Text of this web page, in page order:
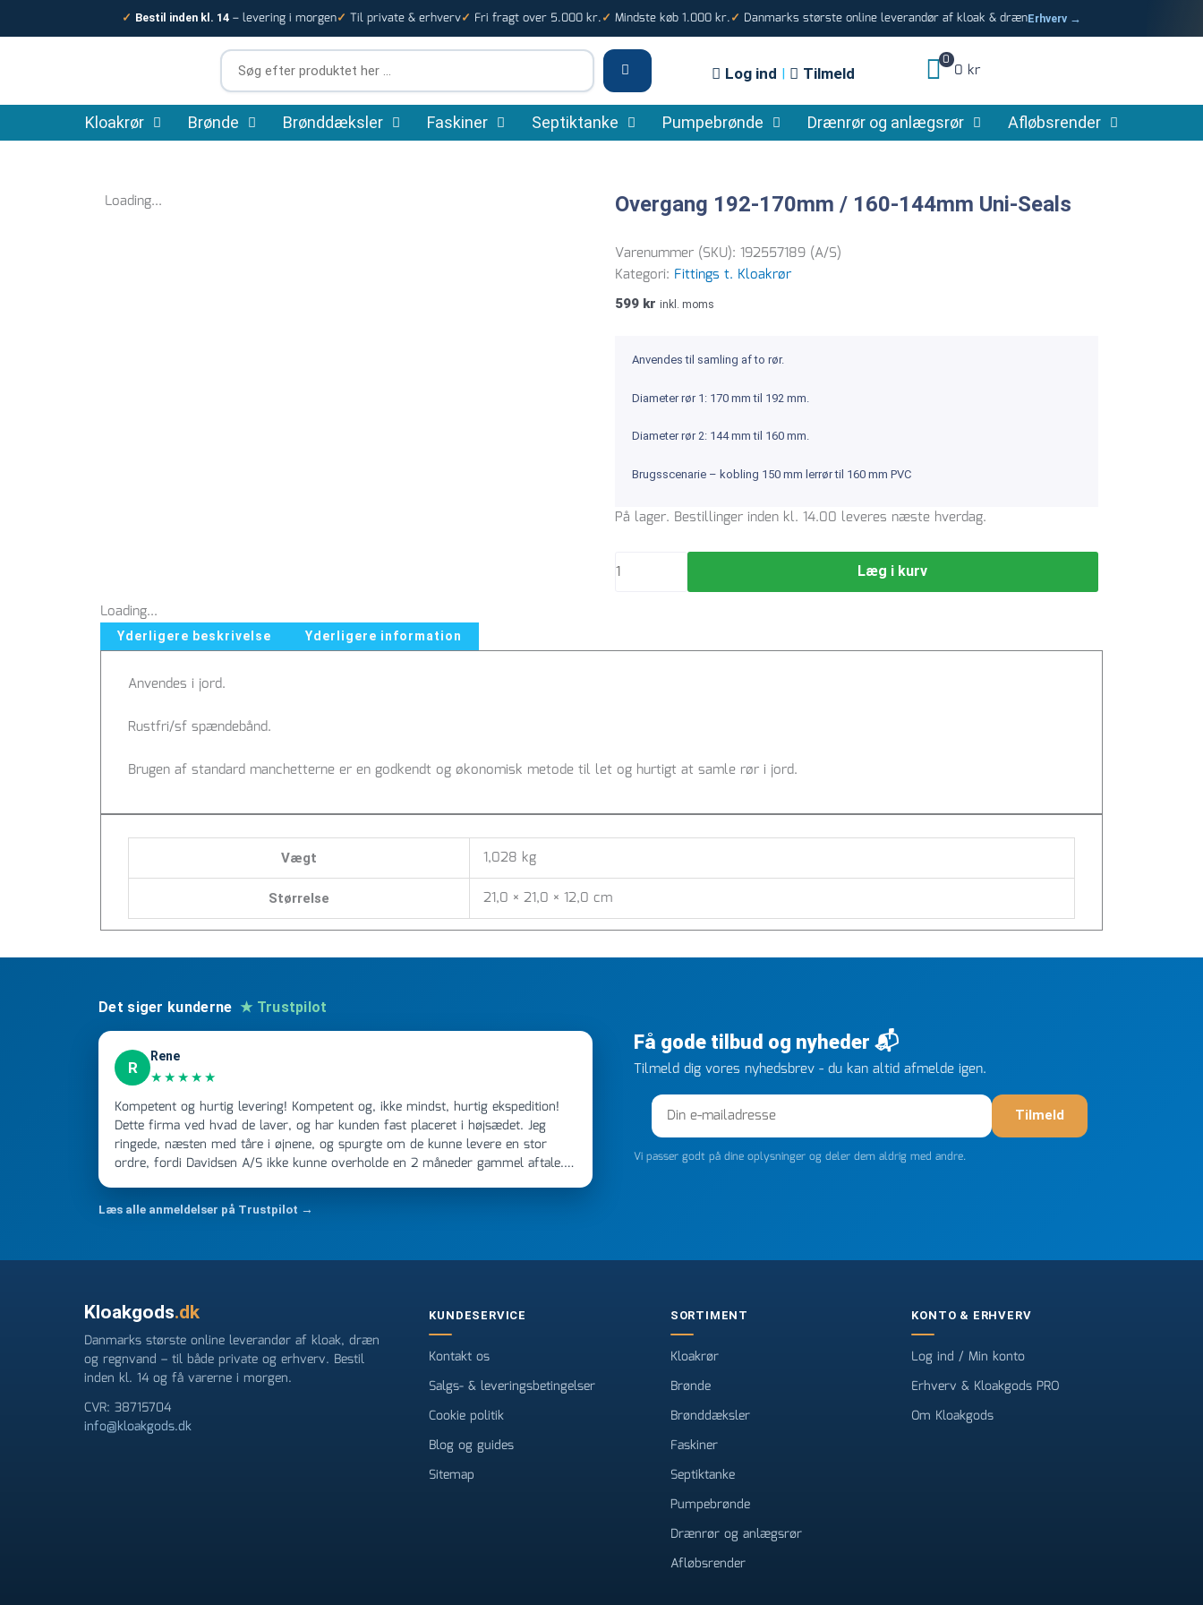
til
✓ Bestil inden kl. 14 – levering i morgen✓ Til private & erhverv✓ Fri fragt over 5.000 kr. ✓ Mindste køb 1.000 kr. ✓ Danmarks største online leverandør af kloak & drænErhverv →
Søg
efter
produktet
her
…
Log ind | Tilmeld
0
0 kr
Kloakrør Brønde Brønddæksler Faskiner Septiktanke Pumpebrønde Drænrør og anlægsrør Afløbsrender
Loading... Overgang 192-170mm / 160-144mm Uni-Seals
Varenummer (SKU): 192557189 (A/S)
Kategori: Fittings t. Kloakrør
599 kr inkl. moms
Anvendes til samling af to rør.
Diameter rør 1: 170 mm til 192 mm.
Diameter rør 2: 144 mm til 160 mm.
Brugsscenarie – kobling 150 mm lerrør til 160 mm PVC
På lager. Bestillinger inden kl. 14.00 leveres næste hverdag.
Overgang
/
Uni-
Læg i kurv
Loading...
Yderligere beskrivelse Yderligere information
Anvendes i jord.
Rustfri/sf spændebånd.
Brugen af standard manchetterne er en godkendt og økonomisk metode til let og hurtigt at samle rør i jord.
Vægt 1,028 kg
Størrelse 21,0 × 21,0 × 12,0 cm
Det siger kunderne ★ Trustpilot
R
Rene
★★★★★
Kompetent og hurtig levering! Kompetent og, ikke mindst, hurtig ekspedition!
Dette firma ved hvad de laver, og har kunden fast placeret i højsædet. Jeg
ringede, næsten med tåre i øjnene, og spurgte om de kunne levere en stor
ordre, fordi Davidsen A/S ikke kunne overholde en 2 måneder gammel aftale.
ikke få armene ned, og næste gang jeg skal bruge noget, vil jeg ringe til dem
FØRST. De varmeste og venligste hilsner fra Rene
Læs alle anmeldelser på Trustpilot →
Få gode tilbud og nyheder 📬
Tilmeld dig vores nyhedsbrev - du kan altid afmelde igen.
Tilmeld
Vi passer godt på dine oplysninger og deler dem aldrig med andre.
Kloakgods.dk
Danmarks største online leverandør af kloak, dræn
og regnvand – til både private og erhverv. Bestil
inden kl. 14 og få varerne i morgen.
CVR: 38715704
info@kloakgods.dk
KUNDESERVICE
Kontakt os
Salgs- & leveringsbetingelser
Cookie politik
Blog og guides
Sitemap
SORTIMENT
Kloakrør
Brønde
Brønddæksler
Faskiner
Septiktanke
Pumpebrønde
Drænrør og anlægsrør
Afløbsrender
KONTO & ERHVERV
Log ind / Min konto
Erhverv & Kloakgods PRO
Om Kloakgods